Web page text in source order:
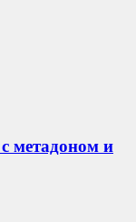
метадоном и